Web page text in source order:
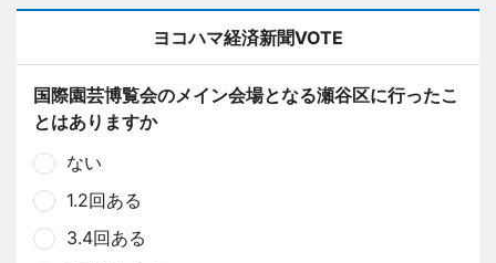
ヨコハマ経済新聞VOTE
国際園芸博覧会のメイン会場となる瀬谷区に行ったこ
とはありますか
ない
1.2回ある
3.4回ある